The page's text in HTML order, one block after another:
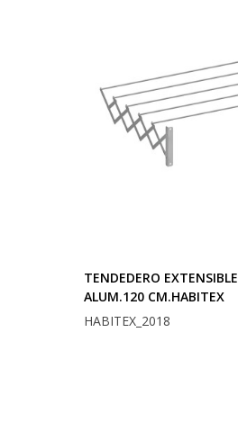
TENDEDERO EXTENSIBLE
ALUM.120 CM.HABITEX
HABITEX_2018